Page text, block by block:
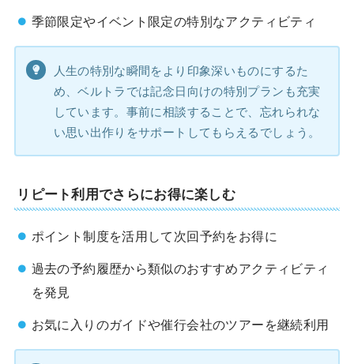
季節限定やイベント限定の特別なアクティビティ
人生の特別な瞬間をより印象深いものにするた
め、ベルトラでは記念日向けの特別プランも充実
しています。事前に相談することで、忘れられな
い思い出作りをサポートしてもらえるでしょう。
リピート利用でさらにお得に楽しむ
ポイント制度を活用して次回予約をお得に
過去の予約履歴から類似のおすすめアクティビティ
を発見
お気に入りのガイドや催行会社のツアーを継続利用